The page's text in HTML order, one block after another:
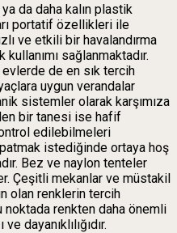
da daha kalın plastik
portatif özellikleri ile
ve etkili bir havalandırma
sağlanmaktadır.
de en sık tercih
uygun verandalar
sistemler olarak karşımıza
bir tanesi ise hafif
edilebilmeleri
istediğinde ortaya hoş
Bez ve naylon tenteler
Çeşitli mekanlar ve müstakil
olan renklerin tercih
renkten daha önemli
dayanıklılığıdır.